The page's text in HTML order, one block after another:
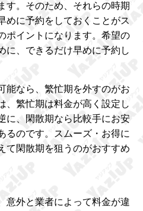
す。そのため、それらの時期
めに予約をしておくことがス
ポイントになります。希望の
に、できるだけ早めに予約し
能なら、繁忙期を外すのがお
、繁忙期は料金が高く設定し
に、閑散期なら比較手にお安
るのです。スムーズ・お得に
て閑散期を狙うのがおすすめ
意外と業者によって料金が違